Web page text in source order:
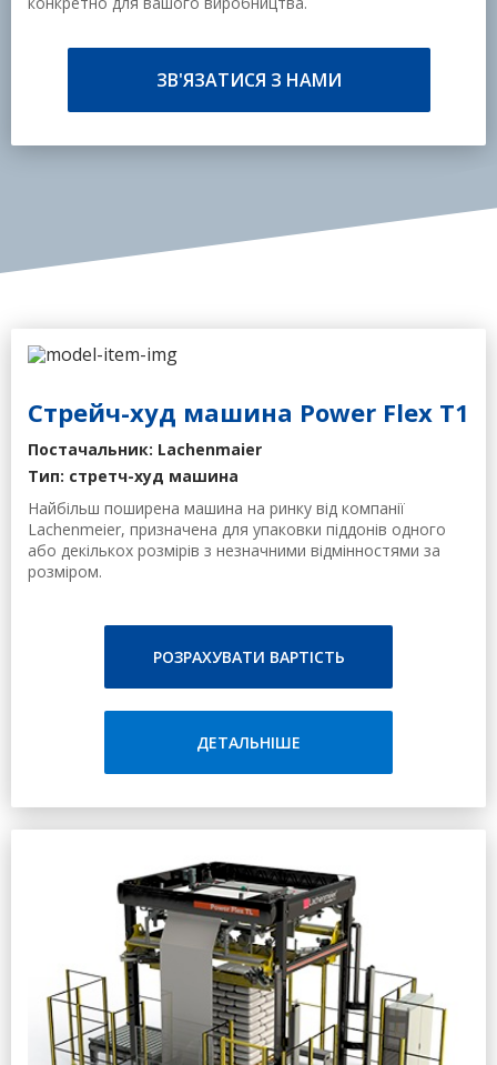
ЗВ'ЯЗАТИСЯ З НАМИ
Cтрейч-худ машина Power Flex T1
Постачальник: Lachenmaier
Тип: стретч-худ машина
Найбільш поширена машина на ринку від компанії
Lachenmeier, призначена для упаковки піддонів одного
або декількох розмірів з незначними відмінностями за
розміром.
молочної продукції, ізоляційних матеріалів, хімічної
продукції, великої побутової техніки.
Система «Power Flex T1» є однією з найбільш
універсальних і застосовується для індивідуальної
Таке обладнання годиться для упаковки вантажів різної
величини і висоти, які достатньо лише розмістити на
Дане обладнання має в своєму розпорядженні унікальну
запатентованою. Ця технологія дозволяє виробляти
якісні упаковки, при цьому вважається однією з найбільш
зручних в технічному застосуванні.
«Power Flex T1» вважається однією з найбільш зручних
моделей на ринку стрейч-худ обладнання, яка
характеризується надійною системою подачі плівки, а
також високоточним обладнанням, яке завдяки
датчикам повністю контролює процес пакування на
належному рівні. Таке обладнання вважається простим і
РОЗРАХУВАТИ ВАРТІСТЬ
ДЕТАЛЬНІШЕ